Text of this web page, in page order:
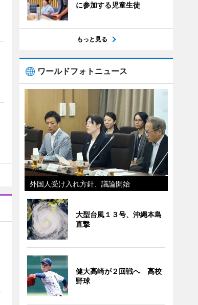
に参加する児童生徒
もっと見る
ワールドフォトニュース
外国人受け入れ方針、議論開始
大型台風１３号、沖縄本島
直撃
健大高崎が２回戦へ 高校
野球